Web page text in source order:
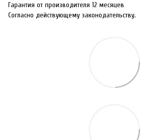
Гарантия от производителя 12 месяцев
Согласно действующему законодательству.